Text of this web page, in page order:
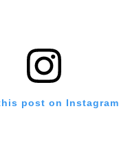
post on Instagram